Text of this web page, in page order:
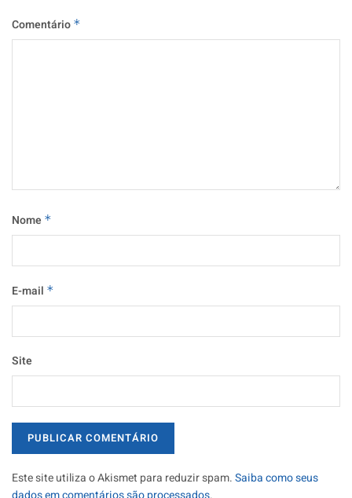
Comentário *
Nome *
E-mail *
Site
Este site utiliza o Akismet para reduzir spam.Saiba como seus